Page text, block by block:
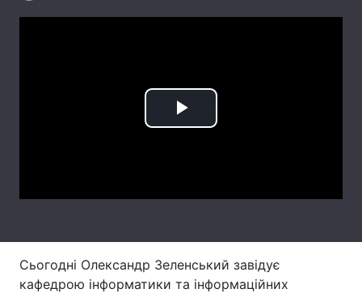
Play
Сьогодні Олександр Зеленський завідує
кафедрою інформатики та інформаційних